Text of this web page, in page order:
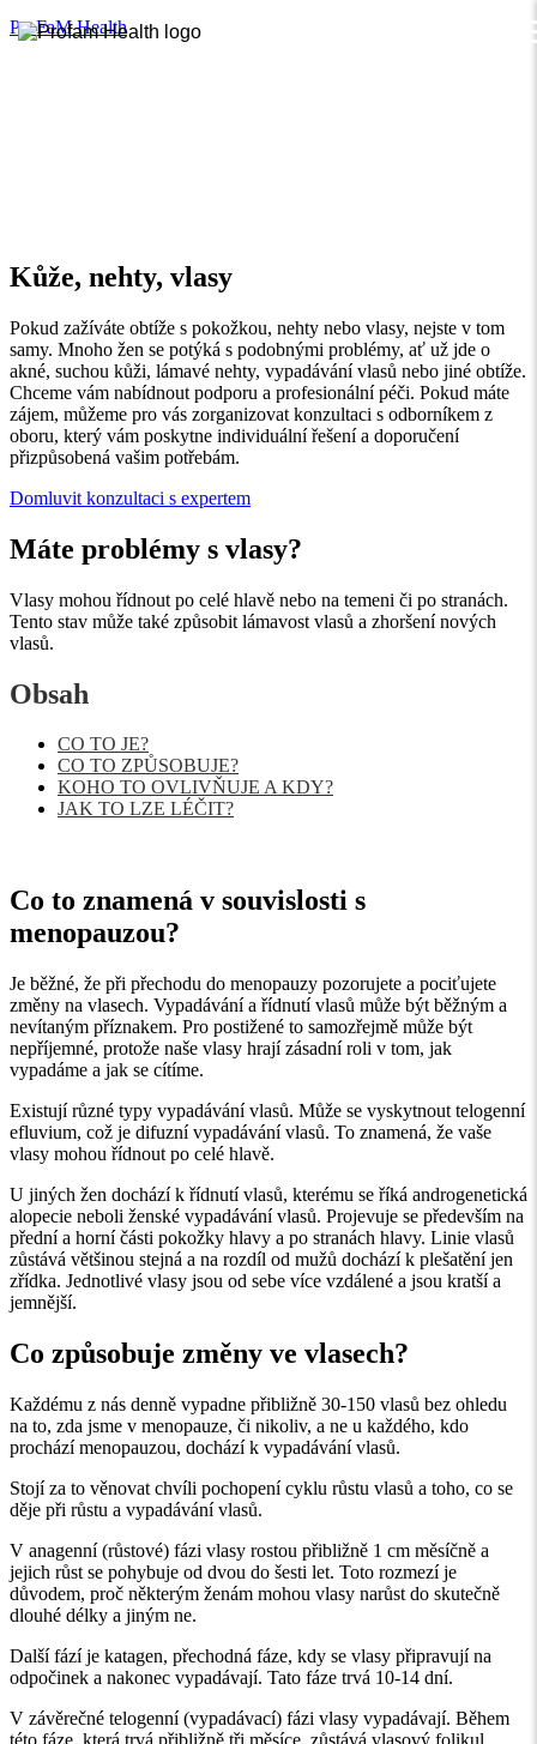
ProFaM Health
Kůže, nehty, vlasy
Pokud zažíváte obtíže s pokožkou, nehty nebo vlasy, nejste v tom
samy. Mnoho žen se potýká s podobnými problémy, ať už jde o
akné, suchou kůži, lámavé nehty, vypadávání vlasů nebo jiné obtíže.
Chceme vám nabídnout podporu a profesionální péči. Pokud máte
zájem, můžeme pro vás zorganizovat konzultaci s odborníkem z
oboru, který vám poskytne individuální řešení a doporučení
přizpůsobená vašim potřebám.
Domluvit konzultaci s expertem
Máte problémy s vlasy?
Vlasy mohou řídnout po celé hlavě nebo na temeni či po stranách.
Tento stav může také způsobit lámavost vlasů a zhoršení nových
vlasů.
Obsah
CO TO JE?
CO TO ZPŮSOBUJE?
KOHO TO OVLIVŇUJE A KDY?
JAK TO LZE LÉČIT?
Co to znamená v souvislosti s
menopauzou?
Je běžné, že při přechodu do menopauzy pozorujete a pociťujete
změny na vlasech. Vypadávání a řídnutí vlasů může být běžným a
nevítaným příznakem. Pro postižené to samozřejmě může být
nepříjemné, protože naše vlasy hrají zásadní roli v tom, jak
vypadáme a jak se cítíme.
Existují různé typy vypadávání vlasů. Může se vyskytnout telogenní
efluvium, což je difuzní vypadávání vlasů. To znamená, že vaše
vlasy mohou řídnout po celé hlavě.
U jiných žen dochází k řídnutí vlasů, kterému se říká androgenetická
alopecie neboli ženské vypadávání vlasů. Projevuje se především na
přední a horní části pokožky hlavy a po stranách hlavy. Linie vlasů
zůstává většinou stejná a na rozdíl od mužů dochází k plešatění jen
zřídka. Jednotlivé vlasy jsou od sebe více vzdálené a jsou kratší a
jemnější.
Co způsobuje změny ve vlasech?
Každému z nás denně vypadne přibližně 30-150 vlasů bez ohledu
na to, zda jsme v menopauze, či nikoliv, a ne u každého, kdo
prochází menopauzou, dochází k vypadávání vlasů.
Stojí za to věnovat chvíli pochopení cyklu růstu vlasů a toho, co se
děje při růstu a vypadávání vlasů.
V anagenní (růstové) fázi vlasy rostou přibližně 1 cm měsíčně a
jejich růst se pohybuje od dvou do šesti let. Toto rozmezí je
důvodem, proč některým ženám mohou vlasy narůst do skutečně
dlouhé délky a jiným ne.
Další fází je katagen, přechodná fáze, kdy se vlasy připravují na
odpočinek a nakonec vypadávají. Tato fáze trvá 10-14 dní.
V závěrečné telogenní (vypadávací) fázi vlasy vypadávají. Během
této fáze, která trvá přibližně tři měsíce, zůstává vlasový folikul